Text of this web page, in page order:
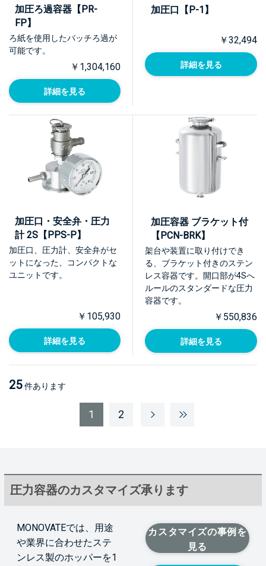
加圧ろ過容器【PR-
FP】
ろ紙を使用したバッチろ過が
可能です。
￥1,304,160
詳細を見る
加圧口【P-1】
￥32,494
詳細を見る
加圧口・安全弁・圧力
計 2S【PPS-P】
加圧口、圧力計、安全弁がセ
ットになった、コンパクトな
ユニットです。
￥105,930
詳細を見る
加圧容器 ブラケット付
【PCN-BRK】
架台や装置に取り付けでき
る、ブラケット付きのステン
レス容器です。開口部が4Sへ
ルールのスタンダードな圧力
容器です。
￥550,836
詳細を見る
25 件あります
1 2
圧力容器のカスタマイズ承ります
MONOVATEでは、用途
や業界に合わせたステ
ンレス製のホッパーを1
カスタマイズの事例を
見る